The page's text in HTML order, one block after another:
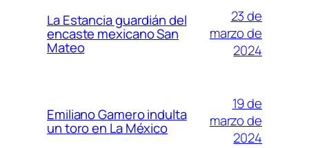
La Estancia guardián del
encaste mexicano San
Mateo
23 de
marzo de
2024
Emiliano Gamero indulta
un toro en La México
19 de
marzo de
2024